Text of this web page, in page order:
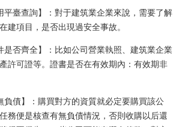
平臺查詢】：對于建筑業企業來說，需要了解
建項目，是否出現過安全事故。
是否齊全】：比如公司營業執照、建筑業企業
許可證等。證書是否在有效期內：有效期非
負債】：購買對方的資質就必定要購買該公
務便是核查有無負債情況，否則收購以后還